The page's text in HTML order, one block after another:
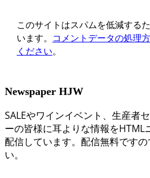
このサイトはスパムを低減する
います。 コメントデータの処理
ください。
Newspaper HJW
SALEやワインイベント、生産者
ーの皆様に耳よりな情報をHTML
配信しています。配信無料です
い。